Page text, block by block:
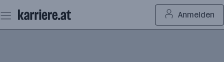
Seiteninhalt
springen
Anmelden